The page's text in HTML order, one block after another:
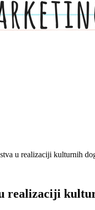
u realizaciji kulturnih
realizaciji